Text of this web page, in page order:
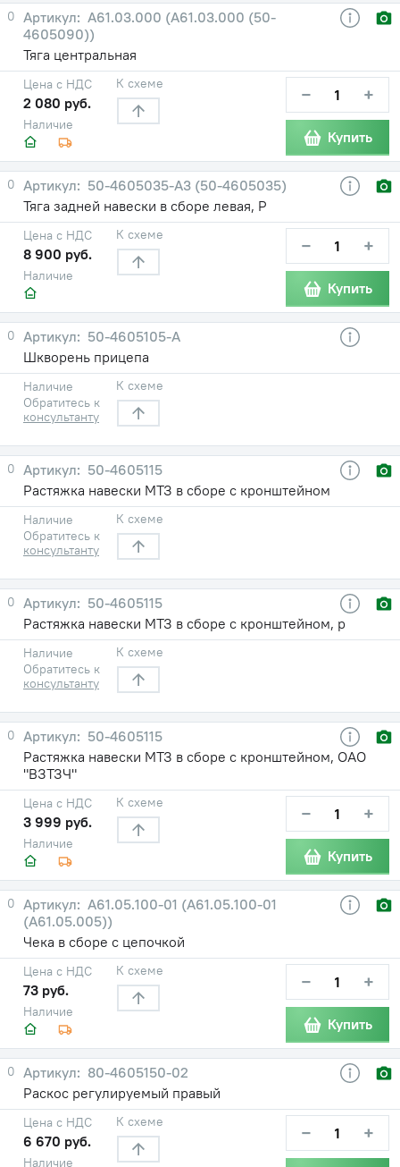
0
А61.03.000 (А61.03.000 (50-
4605090))
Тяга центральная
Наличие
Цена с НДС
2 080 руб.
К схеме − +
Купить
0
50-4605035-A3 (50-4605035)
Тяга задней навески в сборе левая, Р
Наличие
Цена с НДС
8 900 руб.
К схеме − +
Купить
0
50-4605105-А
Шкворень прицепа
Наличие
Обратитесь к
консультанту
К схеме
0
50-4605115
Растяжка навески МТЗ в сборе с кронштейном
Наличие
Обратитесь к
консультанту
К схеме
0
50-4605115
Растяжка навески МТЗ в сборе с кронштейном, р
Наличие
Обратитесь к
консультанту
К схеме
0
50-4605115
Растяжка навески МТЗ в сборе с кронштейном, ОАО
"ВЗТЗЧ"
Наличие
Цена с НДС
3 999 руб.
К схеме − +
Купить
0
А61.05.100-01 (А61.05.100-01
(А61.05.005))
Чека в сборе с цепочкой
Наличие
Цена с НДС
73 руб.
К схеме − +
Купить
0
80-4605150-02
Раскос регулируемый правый
Наличие
Цена с НДС
6 670 руб.
К схеме − +